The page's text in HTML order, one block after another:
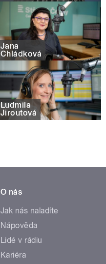
Jana
Chládková
Ludmila
Jiroutová
O nás
Jak nás naladíte
Nápověda
Lidé v rádiu
Kariéra